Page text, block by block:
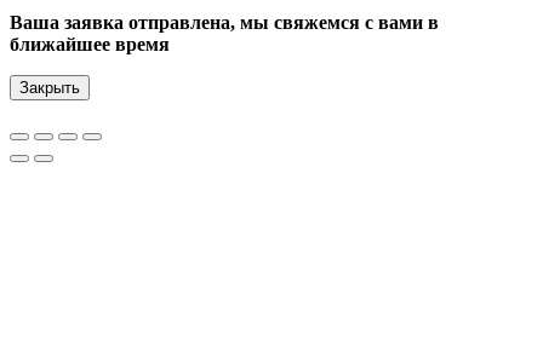
Ваша заявка отправлена, мы свяжемся с вами в
ближайшее время
Закрыть